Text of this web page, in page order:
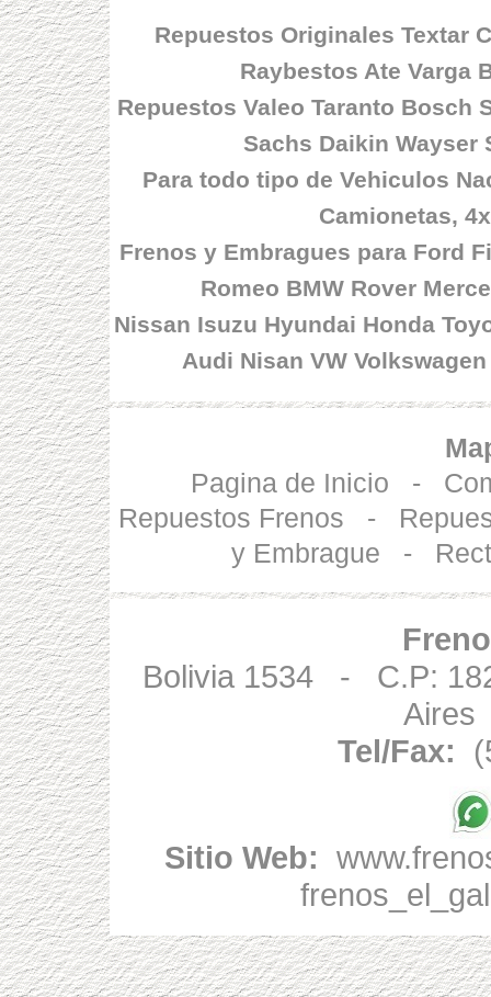
Repuestos Originales Textar
Raybestos Ate Varga
Repuestos Valeo Taranto Bosch
Sachs Daikin Wayser
Para todo tipo de Vehiculos
Camionetas,
Frenos y Embragues para Ford
Romeo BMW Rover
Nissan Isuzu Hyundai Honda
Audi Nisan VW
Pagina de Inicio -
Repuestos Frenos -
y Embrague -
Bolivia 1534 - C.P:
Tel/Fax:
Sitio Web: